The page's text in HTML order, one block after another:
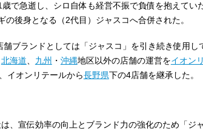
で急逝し、シロ自体も経営不振で負債を抱えてい
後身となる（2代目）ジャスコへ合併された。
ブランドとしては「ジャスコ」を引き続き使用し
北海道、 九州 ・ 沖縄地区以外の店舗の運営をイオン
イオンリテールから長野県下の4店舗を継承した。
、宣伝効率の向上とブランド力の強化のため「ジ